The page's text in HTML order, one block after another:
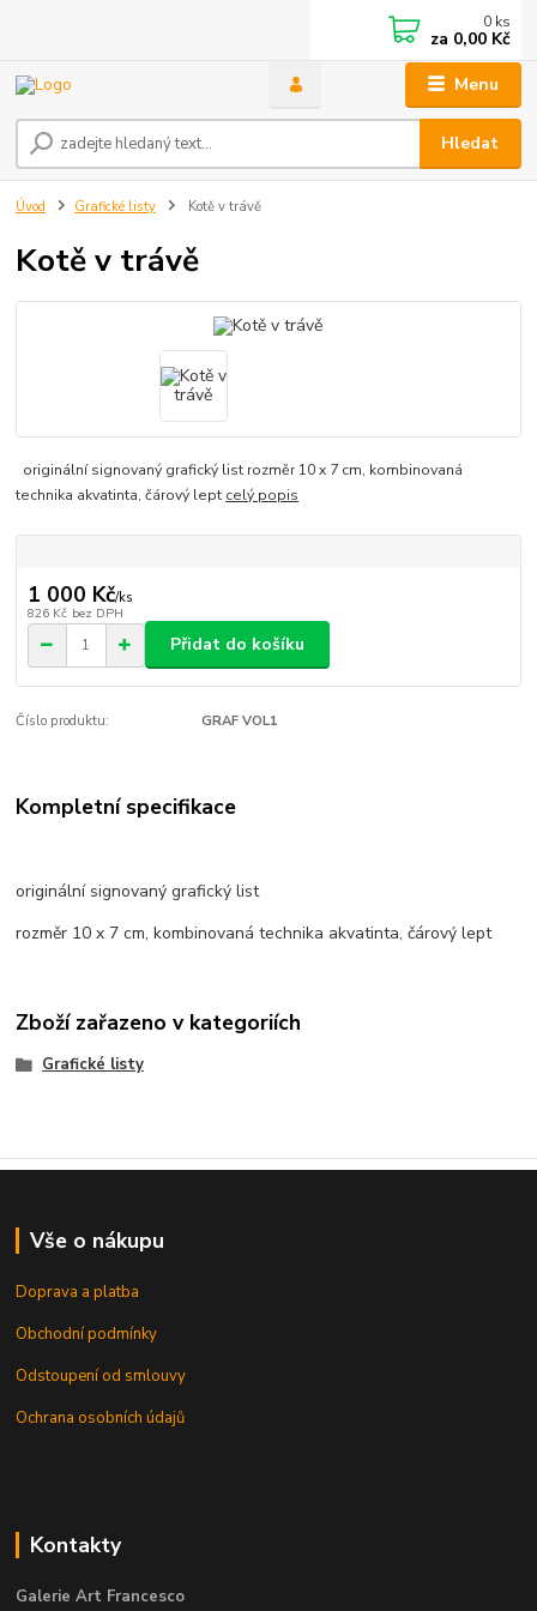
Menu
Hledat
0 ks
za 0,00 Kč
Úvod Grafické listy Kotě v trávě
Kotě v trávě
originální signovaný grafický list rozměr 10 x 7 cm, kombinovaná
technika akvatinta, čárový lept celý popis
1 000 Kč/ks
826 Kč bez DPH
Přidat do košíku
Číslo produktu: GRAF VOL1
Kompletní specifikace
originální signovaný grafický list
rozměr 10 x 7 cm, kombinovaná technika akvatinta, čárový lept
Zboží zařazeno v kategoriích
Grafické listy
Vše o nákupu
Doprava a platba
Obchodní podmínky
Odstoupení od smlouvy
Ochrana osobních údajů
Kontakty
Galerie Art Francesco